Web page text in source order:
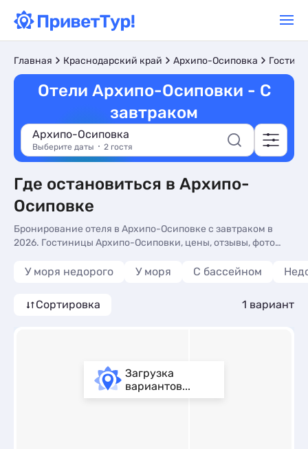
Главная Краснодарский край Архипо-Осиповка
Отели Архипо-Осиповки - С
завтраком
Архипо-Осиповка
Выберите даты 2 гостя
Где остановиться в Архипо-
Осиповке
Бронирование отеля в Архипо-Осиповке с завтраком в
2026. Гостиницы Архипо-Осиповки, цены, отзывы, фото
У моря недорого У моря С бассейном
Сортировка 1 вариант
Загрузка
вариантов...